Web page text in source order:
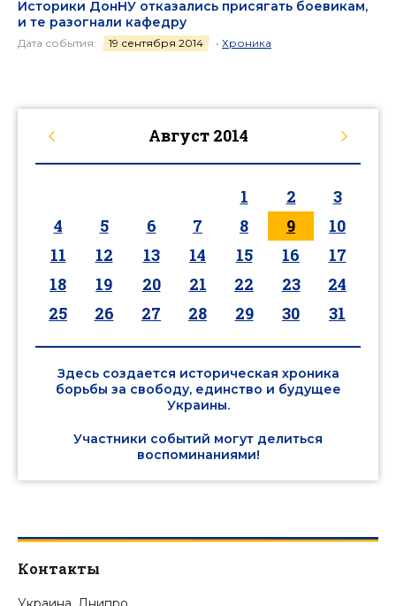
Историки ДонНУ отказались присягать боевикам,
и те разогнали кафедру
Дата события: 19 сентября 2014 • Хроника
Август 2014
1 2
3
4
5 6 7 8 9
10
11
12 13 14 15 16
17
18
19 20 21 22 23
24
25
26 27 28 29 30 31
Здесь создается историческая хроника
борьбы за свободу, единство и будущее
Украины.
Участники событий могут делиться
воспоминаниями!
Контакты